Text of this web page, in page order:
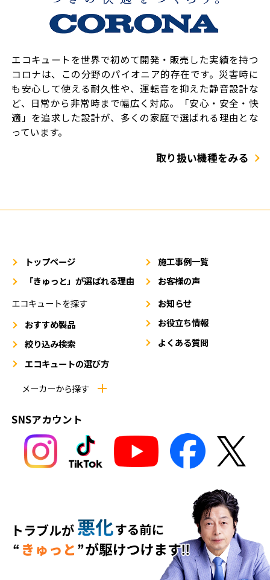
エコキュートを世界で初めて開発・販売した実績を持つ
コロナは、この分野のパイオニア的存在です。災害時に
も安心して使える耐久性や、運転音を抑えた静音設計な
ど、日常から非常時まで幅広く対応。「安心・安全・快
適」を追求した設計が、多くの家庭で選ばれる理由とな
っています。
取り扱い機種をみる
トップページ
「きゅっと」が選ばれる理由
エコキュートを探す
おすすめ製品
絞り込み検索
エコキュートの選び方
メーカーから探す
施工事例一覧
お客様の声
お知らせ
お役立ち情報
よくある質問
SNSアカウント